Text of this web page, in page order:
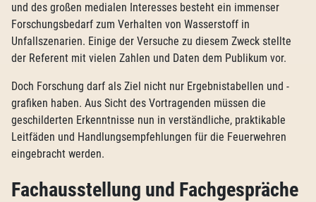
und des großen medialen Interesses besteht ein immenser
Forschungsbedarf zum Verhalten von Wasserstoff in
Unfallszenarien. Einige der Versuche zu diesem Zweck stellte
der Referent mit vielen Zahlen und Daten dem Publikum vor.
Doch Forschung darf als Ziel nicht nur Ergebnistabellen und -
grafiken haben. Aus Sicht des Vortragenden müssen die
geschilderten Erkenntnisse nun in verständliche, praktikable
Leitfäden und Handlungsempfehlungen für die Feuerwehren
eingebracht werden.
Fachausstellung und Fachgespräche